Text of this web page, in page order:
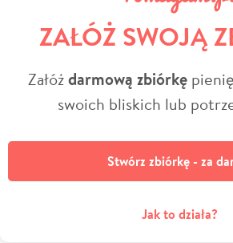
ZAŁÓŻ SWOJĄ
Załóżdarmową zbiórkę
swoich bliskich lub
Stwórz zbiórkę - za
Jak to działa?